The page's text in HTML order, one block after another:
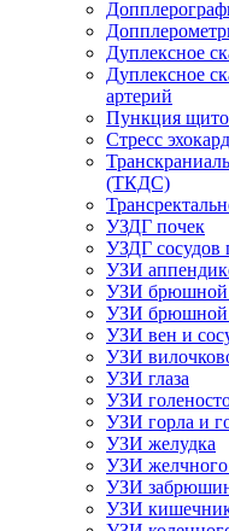
Дуплексное
Дуплексное
артерий
Пункция
Стресс
(ТКДС)
УЗДГ почек
УЗДГ сосудов
УЗИ
УЗИ брюшной
УЗИ брюшной
УЗИ вен и
УЗИ
УЗИ глаза
УЗИ
УЗИ горла и
УЗИ желудка
УЗИ
УЗИ
УЗИ